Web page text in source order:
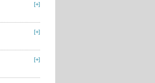
[+]
[+]
[+]